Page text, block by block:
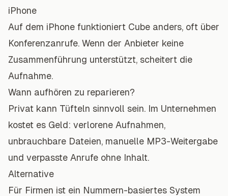
iPhone
Auf dem iPhone funktioniert Cube anders, oft über
Konferenzanrufe. Wenn der Anbieter keine
Zusammenführung unterstützt, scheitert die
Aufnahme.
Wann aufhören zu reparieren?
Privat kann Tüfteln sinnvoll sein. Im Unternehmen
kostet es Geld: verlorene Aufnahmen,
unbrauchbare Dateien, manuelle MP3-Weitergabe
und verpasste Anrufe ohne Inhalt.
Alternative
Für Firmen ist ein Nummern-basiertes System